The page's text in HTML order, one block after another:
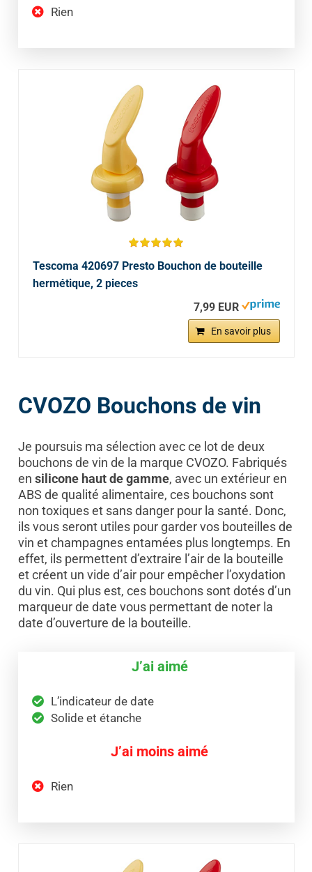
Rien
Tescoma 420697 Presto Bouchon de bouteille
hermétique, 2 pieces
7,99 EUR
En savoir plus
CVOZO Bouchons de vin
Je poursuis ma sélection avec ce lot de deux
bouchons de vin de la marque CVOZO. Fabriqués
en silicone haut de gamme, avec un extérieur en
ABS de qualité alimentaire, ces bouchons sont
non toxiques et sans danger pour la santé. Donc,
ils vous seront utiles pour garder vos bouteilles de
vin et champagnes entamées plus longtemps. En
effet, ils permettent d’extraire l’air de la bouteille
et créent un vide d’air pour empêcher l’oxydation
du vin. Qui plus est, ces bouchons sont dotés d’un
marqueur de date vous permettant de noter la
date d’ouverture de la bouteille.
J’ai aimé
L’indicateur de date
Solide et étanche
J’ai moins aimé
Rien